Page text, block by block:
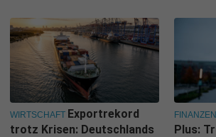
WIRTSCHAFT Exportrekord
trotz Krisen: Deutschlands
FINANZEN
Plus: